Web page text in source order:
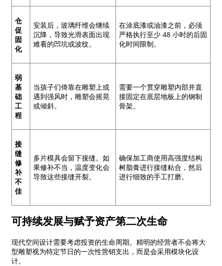
仓
促
固
化
安装后，玻璃纤维会继续
沉降，导致光滑表面出现
难看的凹坑或波纹。
在涂底漆或油漆之前，必须
严格执行至少 48 小时的后固
化时间限制。
弱
基
础
工
程
当孩子们倚靠在雕塑上或
遇到强风时，雕塑会摇晃
或倾斜。
需要一个贯穿雕塑内部并直
接固定在底层地板上的钢制
骨架。
接
缝
修
补
不
佳
多片模具会留下接缝。如
果修补不当，温度变化会
导致这些接缝开裂。
确保加工商使用高强度结构
树脂膏进行接缝粘合，然后
进行细致的手工打磨。
可持续发展与赋予资产第二次生命
现代空间设计需要考虑投资的生命周期。精明的经营者不会将大
型雕塑视为特定节日的一次性营​​销支出，而是会采用模块化设
计。